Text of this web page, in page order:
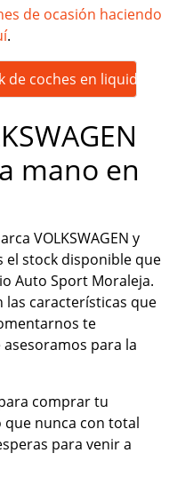
de ocasión haciendo
.
de coches en
mano en
VOLKSWAGEN y
el stock disponible que
Auto Sport Moraleja.
las características que
te
para la
comprar tu
que nunca con total
para venir a